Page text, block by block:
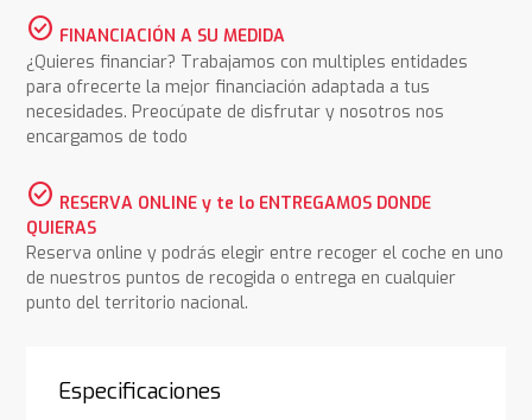
check_circle FINANCIACIÓN A SU MEDIDA
¿Quieres financiar? Trabajamos con multiples entidades
para ofrecerte la mejor financiación adaptada a tus
necesidades. Preocúpate de disfrutar y nosotros nos
encargamos de todo
check_circle RESERVA ONLINE y te lo ENTREGAMOS DONDE
QUIERAS
Reserva online y podrás elegir entre recoger el coche en uno
de nuestros puntos de recogida o entrega en cualquier
punto del territorio nacional.
Especificaciones